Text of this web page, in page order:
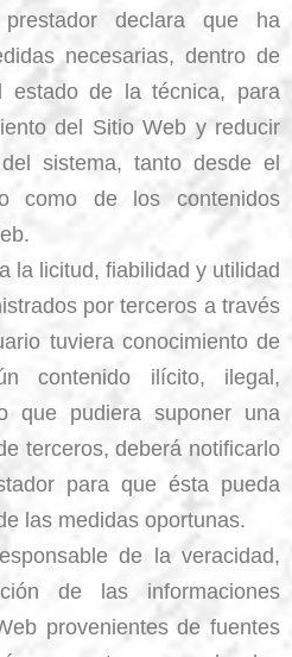
declara que ha
necesarias, dentro de
estado de la técnica, para
del Sitio Web y reducir
sistema, tanto desde el
como de los contenidos
la licitud, fiabilidad y utilidad
por terceros a través
tuviera conocimiento de
contenido ilícito, ilegal,
que pudiera suponer una
terceros, deberá notificarlo
para que ésta pueda
las medidas oportunas.
de la veracidad,
de las informaciones
provenientes de fuentes